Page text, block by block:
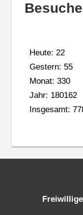
Heute: 22
Gestern: 55
Monat: 330
Jahr: 180162
Insgesamt: